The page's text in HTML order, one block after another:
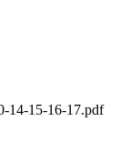
15-16-17.pdf